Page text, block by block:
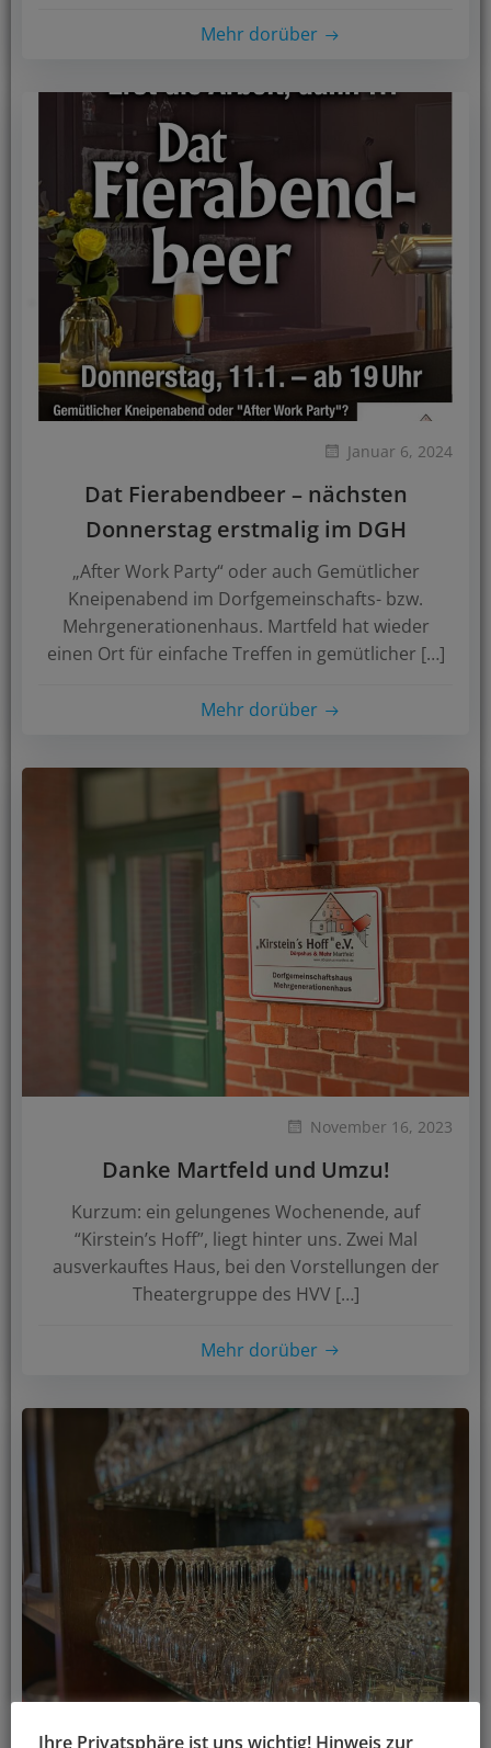
Mehr dorüber
Januar 6, 2024
Dat Fierabendbeer – nächsten
Donnerstag erstmalig im DGH
„After Work Party“ oder auch Gemütlicher
Kneipenabend im Dorfgemeinschafts- bzw.
Mehrgenerationenhaus. Martfeld hat wieder
einen Ort für einfache Treffen in gemütlicher […]
Mehr dorüber
November 16, 2023
Danke Martfeld und Umzu!
Kurzum: ein gelungenes Wochenende, auf
“Kirstein’s Hoff”, liegt hinter uns. Zwei Mal
ausverkauftes Haus, bei den Vorstellungen der
Theatergruppe des HVV […]
Mehr dorüber
Ihre Privatsphäre ist uns wichtig! Hinweis zur